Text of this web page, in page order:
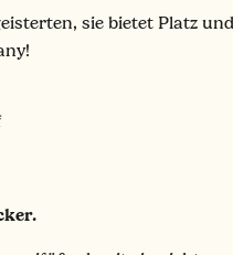
sie bietet Platz